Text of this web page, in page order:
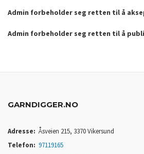
Admin forbeholder seg retten til å
Admin forbeholder seg retten til å
GARNDIGGER.NO
Adresse: Åsveien 215, 3370 Vikersund
Telefon: 97119165